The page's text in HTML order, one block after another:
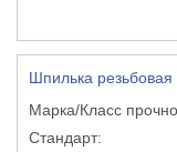
Шпилька резьбовая